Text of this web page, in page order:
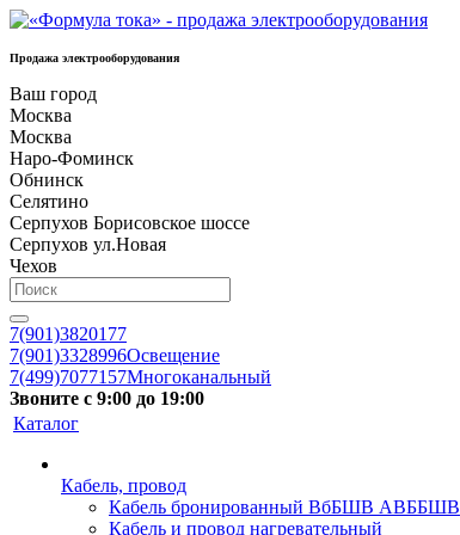
Продажа электрооборудования
Ваш город
Москва
Москва
Наро-Фоминск
Обнинск
Селятино
Серпухов Борисовское шоссе
Серпухов ул.Новая
Чехов
7(901)3820177
7(901)3328996Освещение
7(499)7077157Многоканальный
Звоните с 9:00 до 19:00
Каталог
Кабель, провод
Кабель бронированный ВбБШВ АВББШВ
Кабель и провод нагревательный